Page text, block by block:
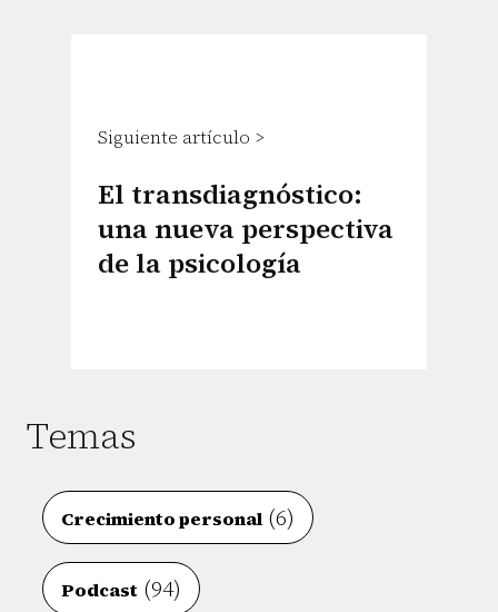
Siguiente artículo >
El transdiagnóstico:
una nueva perspectiva
de la psicología
Temas
Crecimiento personal (6)
Podcast (94)